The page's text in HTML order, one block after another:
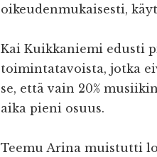
oikeudenmukaisesti,
Kai Kuikkaniemi edusti
toimintatavoista, jotka
se, että vain 20%
aika pieni osuus.
Teemu Arina muistutti